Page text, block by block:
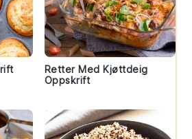
Retter Med Kjøttdeig
Oppskrift